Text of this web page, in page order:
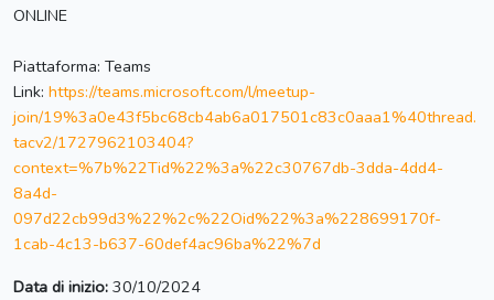
ONLINE
Piattaforma: Teams
Link: https://teams.microsoft.com/l/meetup-
join/19%3a0e43f5bc68cb4ab6a017501c83c0aaa1%40thread.
tacv2/1727962103404?
context=%7b%22Tid%22%3a%22c30767db-3dda-4dd4-
8a4d-
097d22cb99d3%22%2c%22Oid%22%3a%228699170f-
1cab-4c13-b637-60def4ac96ba%22%7d
Data di inizio: 30/10/2024